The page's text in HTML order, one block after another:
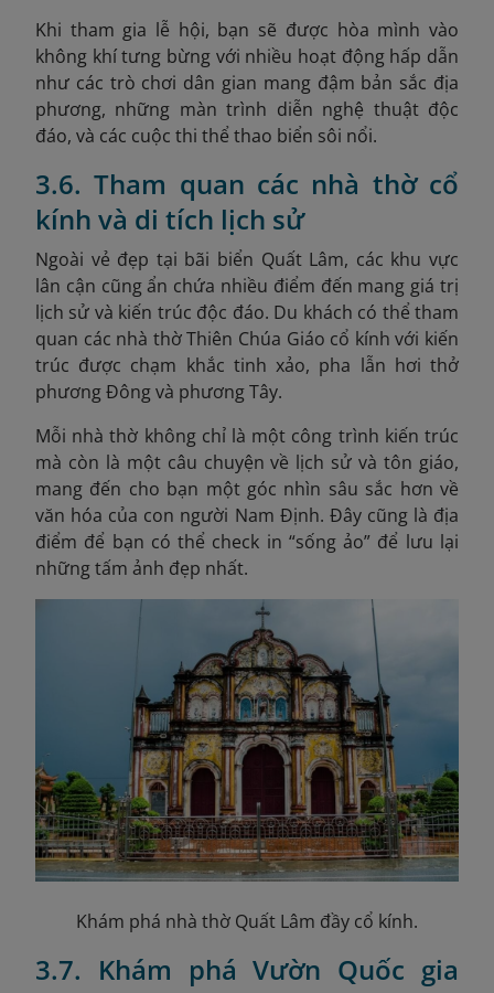
Khi tham gia lễ hội, bạn sẽ được hòa mình vào
không khí tưng bừng với nhiều hoạt động hấp dẫn
như các trò chơi dân gian mang đậm bản sắc địa
phương, những màn trình diễn nghệ thuật độc
đáo, và các cuộc thi thể thao biển sôi nổi.
3.6. Tham quan các nhà thờ cổ
kính và di tích lịch sử
Ngoài vẻ đẹp tại bãi biển Quất Lâm, các khu vực
lân cận cũng ẩn chứa nhiều điểm đến mang giá trị
lịch sử và kiến trúc độc đáo. Du khách có thể tham
quan các nhà thờ Thiên Chúa Giáo cổ kính với kiến
trúc được chạm khắc tinh xảo, pha lẫn hơi thở
phương Đông và phương Tây.
Mỗi nhà thờ không chỉ là một công trình kiến trúc
mà còn là một câu chuyện về lịch sử và tôn giáo,
mang đến cho bạn một góc nhìn sâu sắc hơn về
văn hóa của con người Nam Định. Đây cũng là địa
điểm để bạn có thể check in “sống ảo” để lưu lại
những tấm ảnh đẹp nhất.
Khám phá nhà thờ Quất Lâm đầy cổ kính.
3.7. Khám phá Vườn Quốc gia